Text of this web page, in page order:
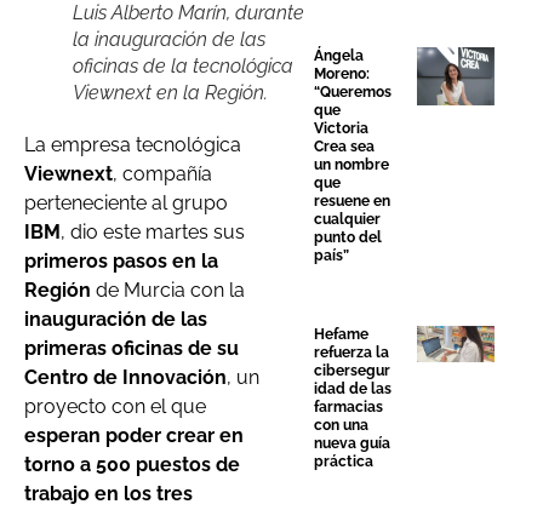
Luis Alberto Marín, durante
la inauguración de las
oficinas de la tecnológica
Viewnext en la Región.
La empresa tecnológica
Viewnext, compañía
perteneciente al grupo
IBM , dio este martes sus
primeros pasos en la
Región de Murcia con la
inauguración de las
primeras oficinas de su
Centro de Innovación, un
proyecto con el que
esperan poder crear en
torno a 500 puestos de
trabajo en los tres
Ángela
Moreno:
“Queremos
que
Victoria
Crea sea
un nombre
que
resuene en
cualquier
punto del
país”
Hefame
refuerza la
cibersegur
idad de las
farmacias
con una
nueva guía
práctica